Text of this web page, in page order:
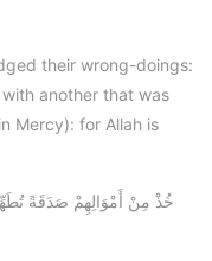
their wrong-doings:
another that was
Mercy): for Allah is